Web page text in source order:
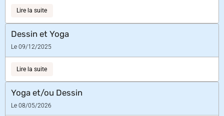
Lire la suite
Dessin et Yoga
Le 09/12/2025
Lire la suite
Yoga et/ou Dessin
Le 08/05/2026